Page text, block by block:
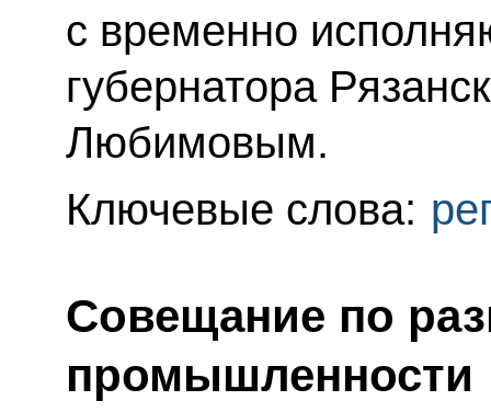
с временно
губернатора
Любимовым.
Ключевые слова:
Совещание по
промышленности